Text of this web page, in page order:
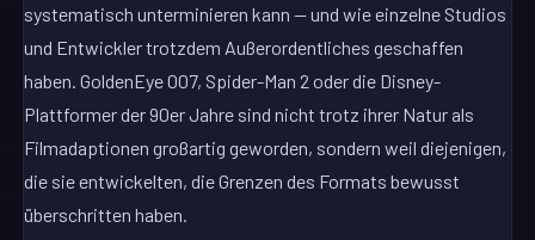
systematisch unterminieren kann — und wie einzelne Studios
und Entwickler trotzdem Außerordentliches geschaffen
haben. GoldenEye 007, Spider-Man 2 oder die Disney-
Plattformer der 90er Jahre sind nicht trotz ihrer Natur als
Filmadaptionen großartig geworden, sondern weil diejenigen,
die sie entwickelten, die Grenzen des Formats bewusst
überschritten haben.